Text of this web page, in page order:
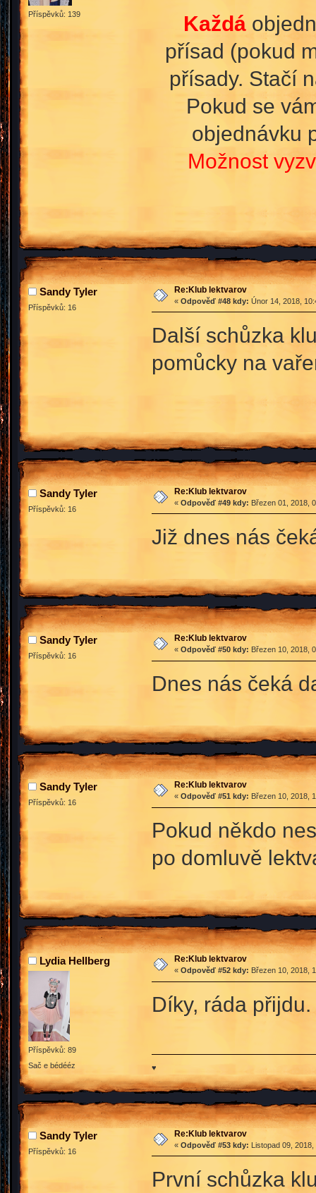
Příspěvků: 139 Každá
přísad (pokud
přísady. Stačí
Pokud se
objednávku
Možnost
Sandy Tyler
Příspěvků: 16
Re:Klub lektvarov
« Odpověď #48 kdy: Únor 14, 2018,
Další schůzka
pomůcky na
Sandy Tyler
Příspěvků: 16
Re:Klub lektvarov
« Odpověď #49 kdy: Březen 01, 2018,
Již dnes nás
Sandy Tyler
Příspěvků: 16
Re:Klub lektvarov
« Odpověď #50 kdy: Březen 10, 2018,
Dnes nás čeká
Sandy Tyler
Příspěvků: 16
Re:Klub lektvarov
« Odpověď #51 kdy: Březen 10, 2018,
Pokud někdo
po domluvě
Lydia Hellberg
Příspěvků: 89
Sač e bédééz
Re:Klub lektvarov
« Odpověď #52 kdy: Březen 10, 2018,
Díky, ráda přijdu.
♥
Sandy Tyler
Příspěvků: 16
Re:Klub lektvarov
« Odpověď #53 kdy: Listopad 09,
První schůzka